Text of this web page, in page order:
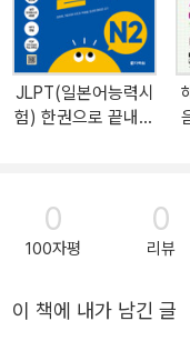
하고 싶은 말을 일본어로 자연
해하고 복잡한 문법 설
인트만 간단하게 수록하여 쉽게
자동발사 개성 넘치는
어를 활용한 실생활 회화를 익힐 수
활용하여, 실생활에서
힐 수 있도록 구성했습니다. 2) 연습문제로 실력 확인하기 앞서
한 내용을 다양한 유형
에 출제되는 유형의 문제를
JLPT(일본어능력시
험) 한권으로 끝내기
0
100자평
0
리뷰
이 책에 내가 남긴 글